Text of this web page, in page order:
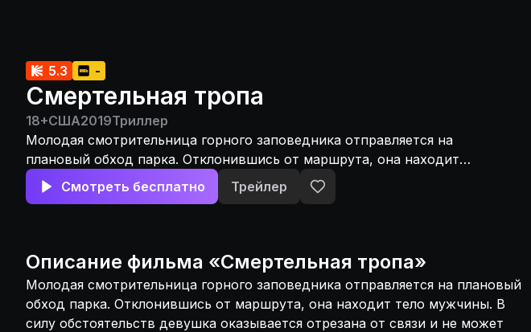
5.3 -
Смертельная тропа
18+США2019Триллер
Молодая смотрительница горного заповедника отправляется на
плановый обход парка. Отклонившись от маршрута, она находит
тело мужчины. В силу обстоятельств девушка оказывается
отрезана от связи и не может покинуть потенциальное место
Смотреть бесплатно Трейлер
Описание фильма «Смертельная тропа»
Молодая смотрительница горного заповедника отправляется на плановый
обход парка. Отклонившись от маршрута, она находит тело мужчины. В
силу обстоятельств девушка оказывается отрезана от связи и не может